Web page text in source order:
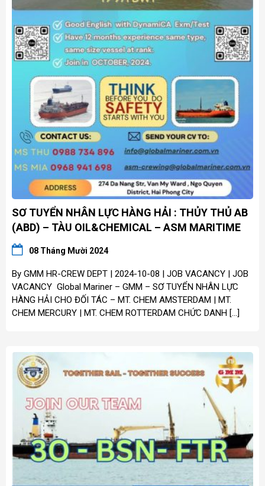
SƠ TUYỂN NHÂN LỰC HÀNG HẢI : THỦY THỦ AB
(ABD) – TÀU OIL&CHEMICAL – ASM MARITIME
08 Tháng Mười 2024
By GMM HR-CREW DEPT | 2024-10-08 | JOB VACANCY | JOB
VACANCY Global Mariner – GMM – SƠ TUYỂN NHÂN LỰC
HÀNG HẢI CHO ĐỐI TÁC – MT. CHEM AMSTERDAM | MT.
CHEM MERCURY | MT. CHEM ROTTERDAM CHỨC DANH […]